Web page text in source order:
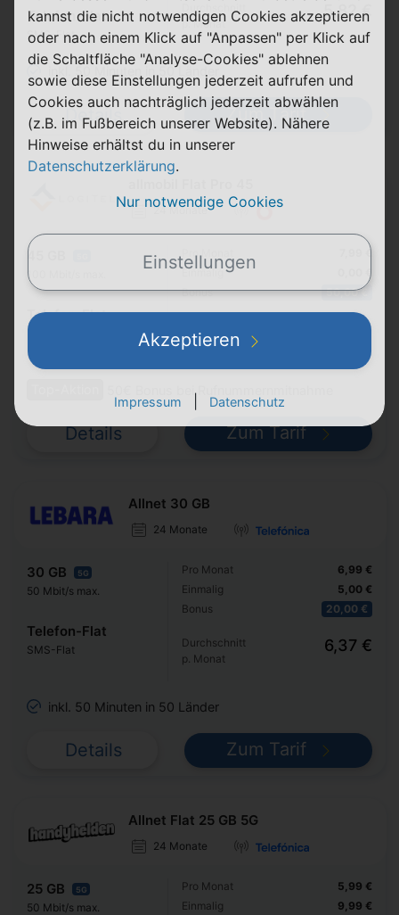
Telefon-Flat
SMS-Flat
p. Monat
5,82 €
inkl. 50 Minuten in 50 Länder
Details Zum Tarif
24 Monate
45 GB
100 Mbit/s max.
Telefon-Flat
Pro Monat
Einmalig
Bonus
7,99 €
0,00 €
50,00 €
p. Monat
5,91 €
50€ Bonus bei Rufnummernmitnahme
Details Zum Tarif
Allnet 30 GB
24 Monate
30 GB 5G
50 Mbit/s max.
Telefon-Flat
SMS-Flat
Pro Monat
Einmalig
Bonus
6,99 €
5,00 €
20,00 €
Durchschnitt
p. Monat
6,37 €
inkl. 50 Minuten in 50 Länder
Details Zum Tarif
Allnet Flat 25 GB 5G
24 Monate
25 GB 5G
50 Mbit/s max.
Pro Monat
Einmalig
5,99 €
9,99 €
kannst die nicht notwendigen Cookies akzeptieren
oder nach einem Klick auf "Anpassen" per Klick auf
die Schaltfläche "Analyse-Cookies" ablehnen
sowie diese Einstellungen jederzeit aufrufen und
Cookies auch nachträglich jederzeit abwählen
(z.B. im Fußbereich unserer Website). Nähere
Hinweise erhältst du in unserer
Datenschutzerklärung.
Nur notwendige Cookies
Einstellungen
Akzeptieren
Impressum Datenschutz